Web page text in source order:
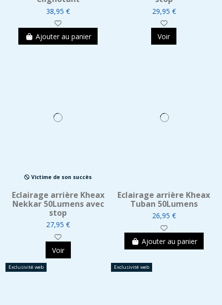
38,95 €
Ajouter au panier
29,95 €
Voir
Victime de son succès
Eclairage arrière Kheax
Nekkar 50Lumens avec
stop
27,95 €
Voir
Eclairage arrière Kheax
Tuban 50Lumens
26,95 €
Ajouter au panier
Exclusivité web Exclusivité web